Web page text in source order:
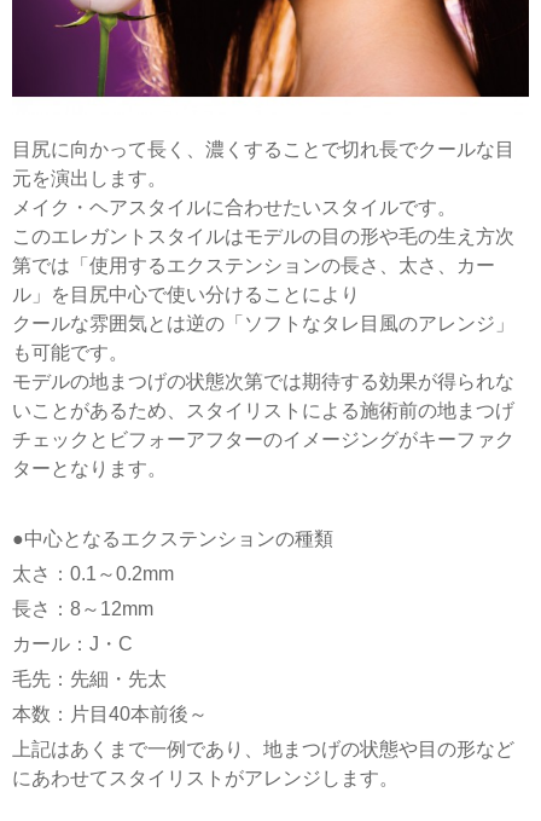
目尻に向かって長く、濃くすることで切れ長でクールな目
元を演出します。
メイク・ヘアスタイルに合わせたいスタイルです。
このエレガントスタイルはモデルの目の形や毛の生え方次
第では「使用するエクステンションの長さ、太さ、カー
ル」を目尻中心で使い分けることにより
クールな雰囲気とは逆の「ソフトなタレ目風のアレンジ」
も可能です。
モデルの地まつげの状態次第では期待する効果が得られな
いことがあるため、スタイリストによる施術前の地まつげ
チェックとビフォーアフターのイメージングがキーファク
ターとなります。
●中心となるエクステンションの種類
太さ：0.1～0.2mm
長さ：8～12mm
カール：J・C
毛先：先細・先太
本数：片目40本前後～
上記はあくまで一例であり、地まつげの状態や目の形など
にあわせてスタイリストがアレンジします。